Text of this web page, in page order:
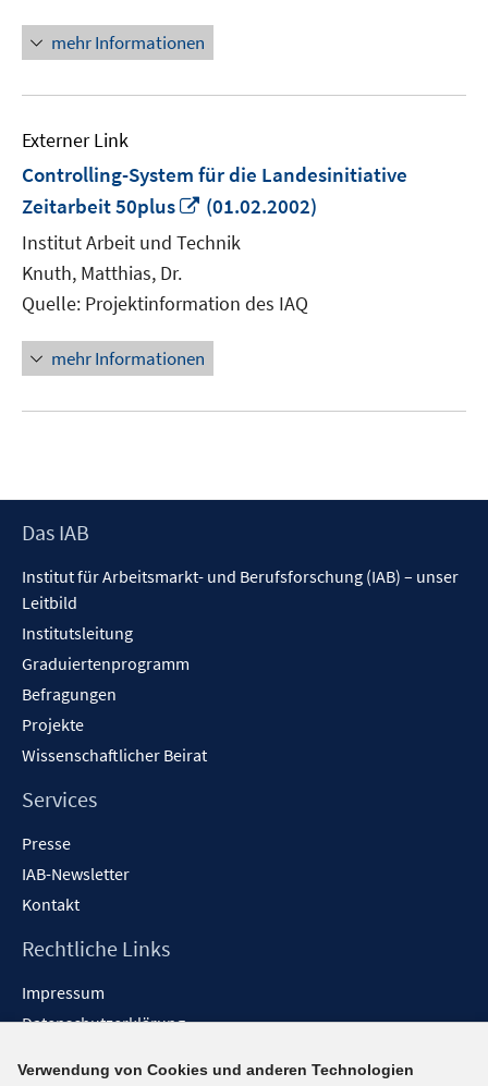
mehr Informationen
Externer Link
Controlling-System für die Landesinitiative
Zeitarbeit 50plus
In
neuem
Fenster
(01.02.2002)
Institut Arbeit und Technik
Knuth, Matthias, Dr.
Quelle: Projektinformation des IAQ
mehr Informationen
Footer
Das IAB
Institut für Arbeitsmarkt- und Berufsforschung (IAB) – unser
Leitbild
Institutsleitung
Graduiertenprogramm
Befragungen
Projekte
Wissenschaftlicher Beirat
Services
Presse
IAB-Newsletter
Kontakt
Rechtliche Links
Impressum
Datenschutzerklärung
Verwendung von Cookies und anderen Technologien